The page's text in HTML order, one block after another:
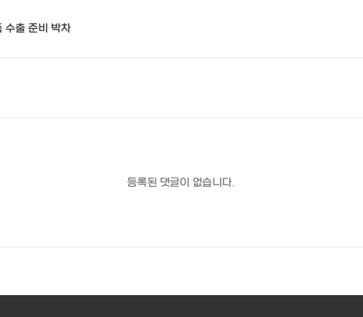
수출 준비 박차
등록된 댓글이 없습니다.